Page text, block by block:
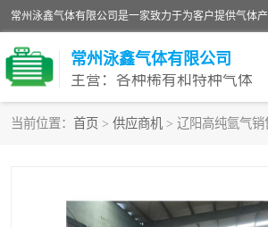
常州泳鑫气体有限公司
主营：各种稀有和特种气体
当前位置： 首页 > 供应商机 > 辽阳高纯氩气
环氧乙烷灭菌剂 高纯氩